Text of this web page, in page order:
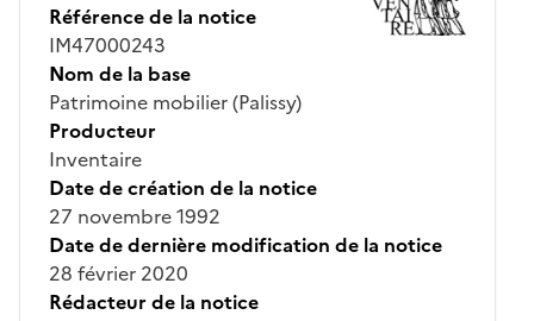
Référence de la notice
IM47000243
Nom de la base
Patrimoine mobilier (Palissy)
Producteur
Inventaire
Date de création de la notice
27 novembre 1992
Date de dernière modification de la notice
28 février 2020
Rédacteur de la notice